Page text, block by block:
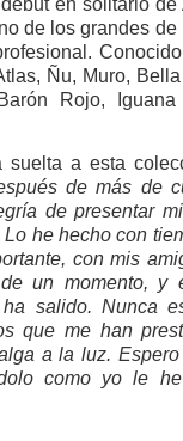
en solitario de
de los grandes de
Ñu, Muro,
Rojo, Iguana
suelta a esta
de más de
de presentar
he hecho con
con mis
un momento, y
salido. Nunca
que me han
a la luz.
como yo le